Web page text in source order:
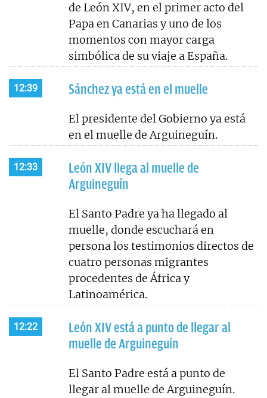
de León XIV, en el primer acto del
Papa en Canarias y uno de los
momentos con mayor carga
simbólica de su viaje a España.
12:39 Sánchez ya está en el muelle
El presidente del Gobierno ya está
en el muelle de Arguineguín.
12:33
León XIV llega al muelle de
Arguineguín
El Santo Padre ya ha llegado al
muelle, donde escuchará en
persona los testimonios directos de
cuatro personas migrantes
procedentes de África y
Latinoamérica.
12:22
León XIV está a punto de llegar al
muelle de Arguineguín
El Santo Padre está a punto de
llegar al muelle de Arguineguín.